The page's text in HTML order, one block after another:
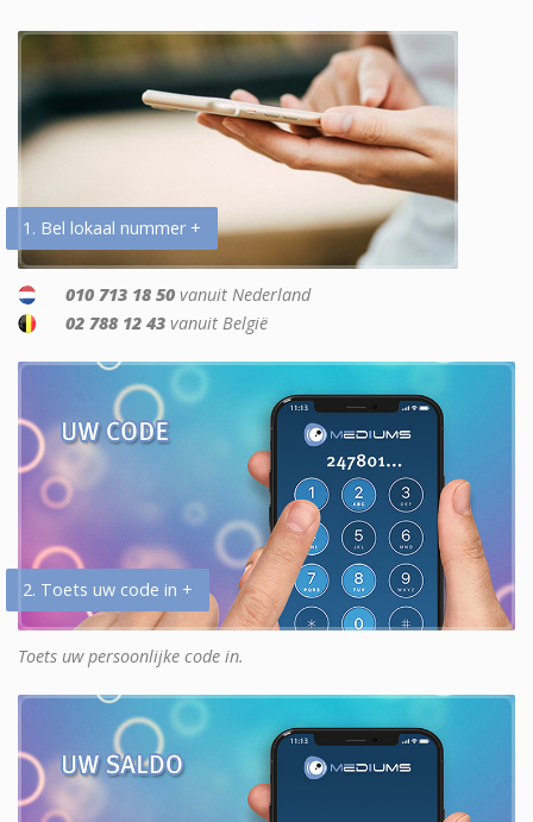
1. Bel lokaal nummer +
010 713 18 50 vanuit Nederland
02 788 12 43 vanuit België
2. Toets uw code in +
Toets uw persoonlijke code in.